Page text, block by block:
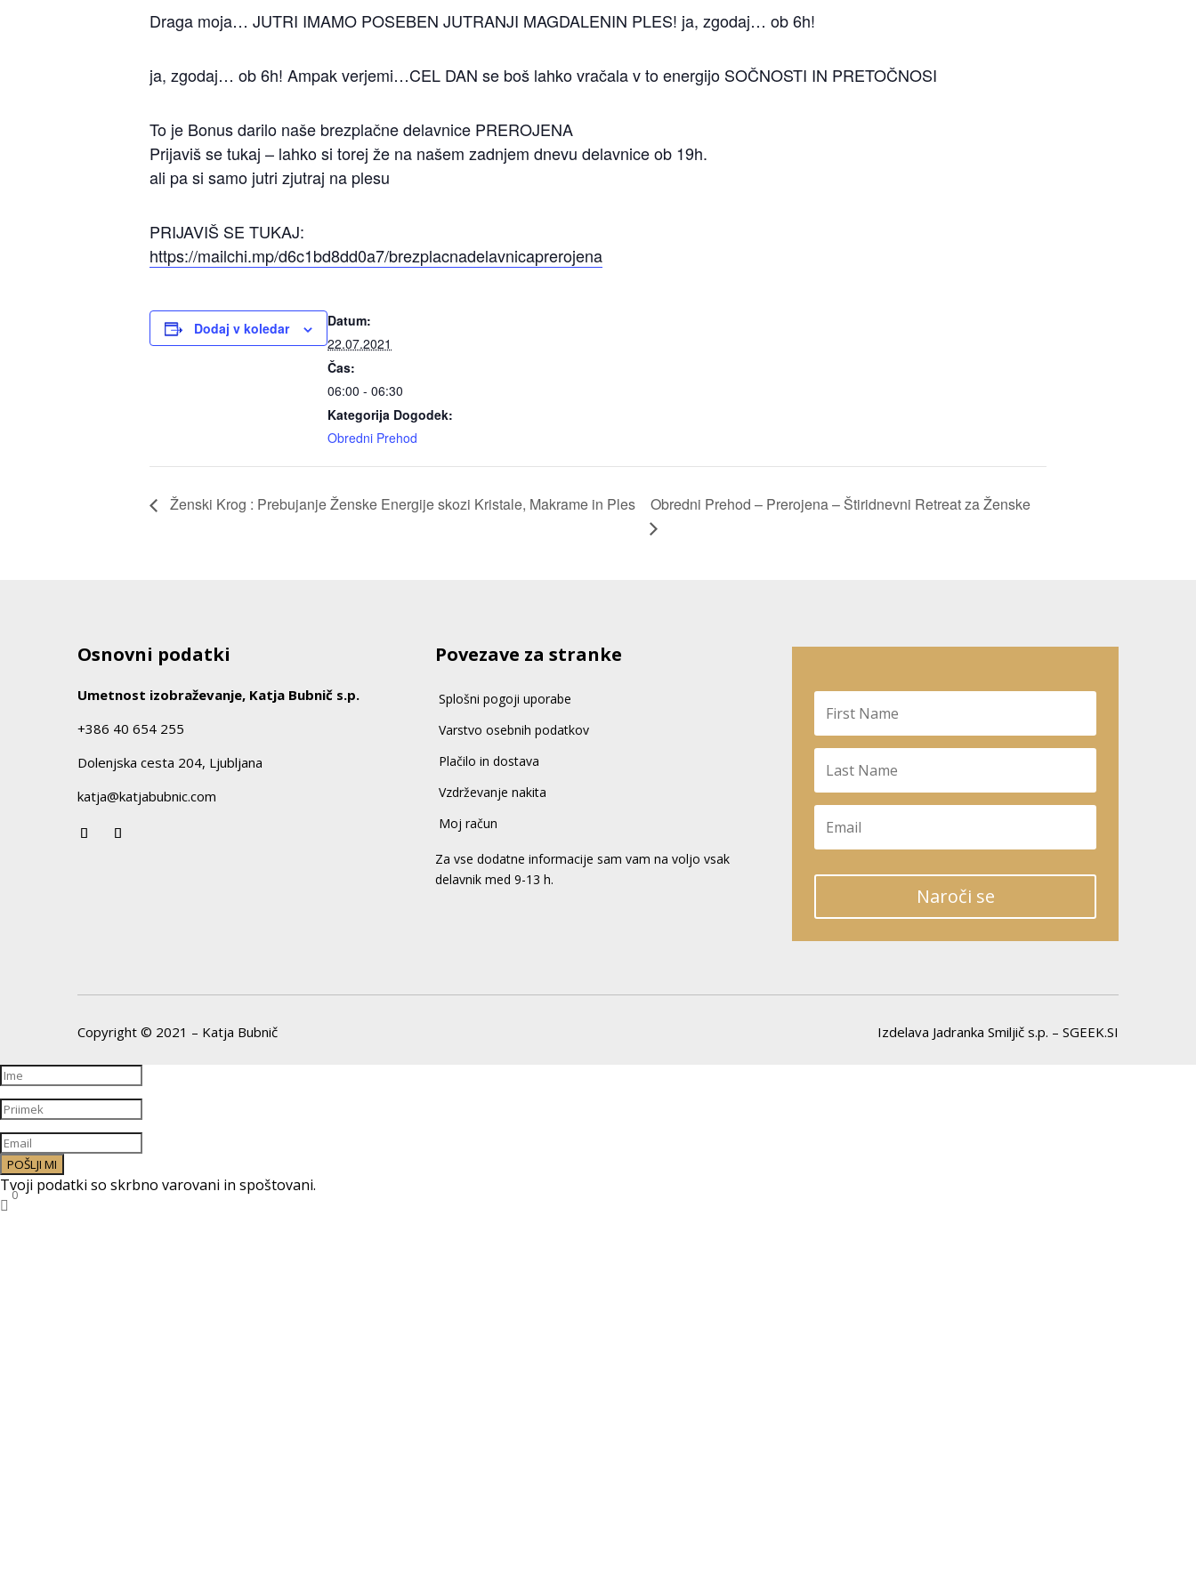
Draga moja… JUTRI IMAMO POSEBEN JUTRANJI MAGDALENIN PLES! ja, zgodaj… ob 6h!
ja, zgodaj… ob 6h! Ampak verjemi…CEL DAN se boš lahko vračala v to energijo SOČNOSTI IN PRETOČNOSI
To je Bonus darilo naše brezplačne delavnice PREROJENA
Prijaviš se tukaj – lahko si torej že na našem zadnjem dnevu delavnice ob 19h.
ali pa si samo jutri zjutraj na plesu
PRIJAVIŠ SE TUKAJ:
https://mailchi.mp/d6c1bd8dd0a7/brezplacnadelavnicaprerojena
Dodaj v koledar
Datum:
22.07.2021
Čas:
06:00 - 06:30
Kategorija Dogodek:
Obredni Prehod
Ženski Krog : Prebujanje Ženske Energije skozi Kristale, Makrame in Ples Obredni Prehod – Prerojena – Štiridnevni Retreat za Ženske
Osnovni podatki
Umetnost izobraževanje, Katja Bubnič s.p.
+386 40 654 255
Dolenjska cesta 204, Ljubljana
katja@katjabubnic.com
Povezave za stranke
Splošni pogoji uporabe
Varstvo osebnih podatkov
Plačilo in dostava
Vzdrževanje nakita
Moj račun
Za vse dodatne informacije sam vam na voljo vsak
delavnik med 9-13 h.
Naroči se
Copyright © 2021 – Katja Bubnič Izdelava Jadranka Smiljič s.p. – SGEEK.SI
POŠLJI MI
Tvoji podatki so skrbno varovani in spoštovani.

0